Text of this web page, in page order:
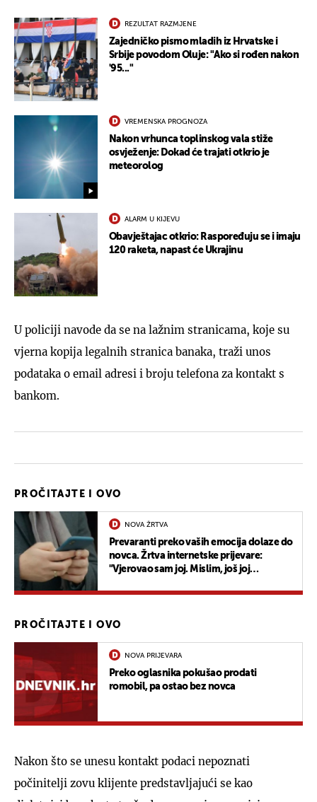
REZULTAT RAZMJENE
Zajedničko pismo mladih iz Hrvatske i
Srbije povodom Oluje: "Ako si rođen nakon
'95..."
VREMENSKA PROGNOZA
Nakon vrhunca toplinskog vala stiže
osvježenje: Dokad će trajati otkrio je
meteorolog
ALARM U KIJEVU
Obavještajac otkrio: Raspoređuju se i imaju
120 raketa, napast će Ukrajinu
U policiji navode da se na lažnim stranicama, koje su
vjerna kopija legalnih stranica banaka, traži unos
podataka o email adresi i broju telefona za kontakt s
bankom.
PROČITAJTE I OVO
NOVA ŽRTVA
Prevaranti preko vaših emocija dolaze do
novca. Žrtva internetske prijevare:
"Vjerovao sam joj. Mislim, još joj
PROČITAJTE I OVO
NOVA PRIJEVARA
Preko oglasnika pokušao prodati
romobil, pa ostao bez novca
Nakon što se unesu kontakt podaci nepoznati
počinitelji zovu klijente predstavljajući se kao